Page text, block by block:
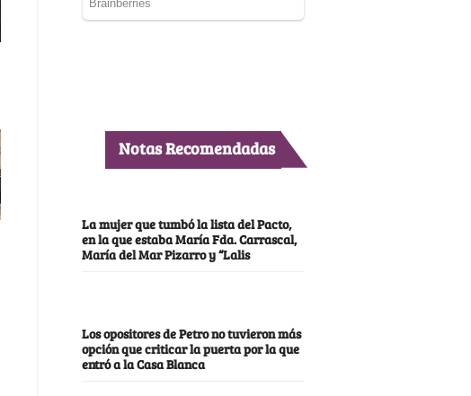
Notas Recomendadas
La mujer que tumbó la lista del Pacto,
en la que estaba María Fda. Carrascal,
María del Mar Pizarro y “Lalis
Los opositores de Petro no tuvieron más
opción que criticar la puerta por la que
entró a la Casa Blanca